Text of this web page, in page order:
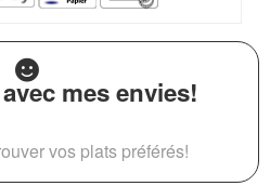
mes envies!
vos plats préférés!